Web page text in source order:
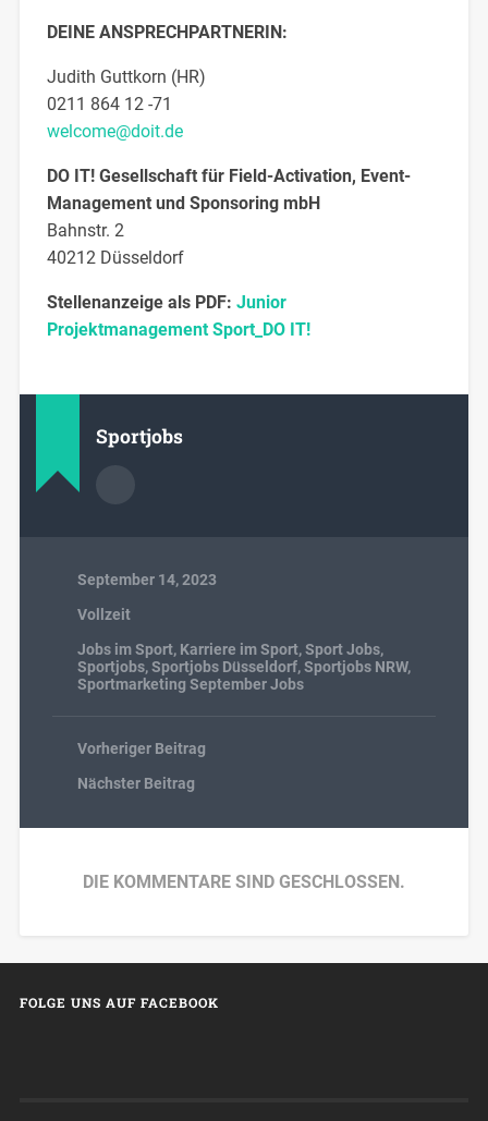
DEINE ANSPRECHPARTNERIN:
Judith Guttkorn (HR)
0211 864 12 -71
welcome@doit.de
DO IT! Gesellschaft für Field-Activation, Event-
Management und Sponsoring mbH
Bahnstr. 2
40212 Düsseldorf
Stellenanzeige als PDF: Junior
Projektmanagement Sport_DO IT!
Sportjobs
September 14, 2023
Vollzeit
Jobs im Sport, Karriere im Sport,Sport Jobs,
Sportjobs,Sportjobs Düsseldorf,Sportjobs NRW,
Sportmarketing September Jobs
Vorheriger Beitrag
Nächster Beitrag
DIE KOMMENTARE SIND GESCHLOSSEN.
FOLGE UNS AUF FACEBOOK